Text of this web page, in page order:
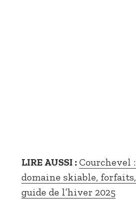
LIRE AUSSI : Courchevel
domaine skiable,
guide de l’hiver 2025